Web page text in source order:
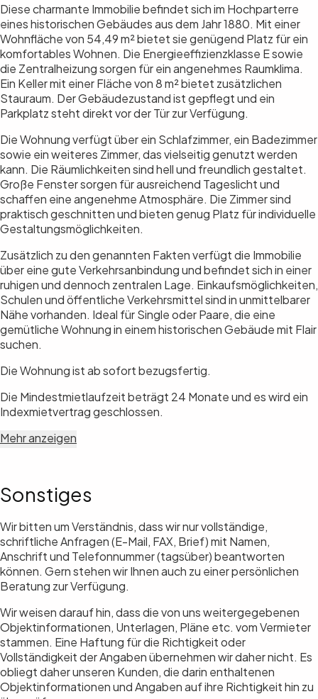
Diese charmante Immobilie befindet sich im Hochparterre
eines historischen Gebäudes aus dem Jahr 1880. Mit einer
Wohnfläche von 54,49 m² bietet sie genügend Platz für ein
komfortables Wohnen. Die Energieeffizienzklasse E sowie
die Zentralheizung sorgen für ein angenehmes Raumklima.
Ein Keller mit einer Fläche von 8 m² bietet zusätzlichen
Stauraum. Der Gebäudezustand ist gepflegt und ein
Parkplatz steht direkt vor der Tür zur Verfügung.
Die Wohnung verfügt über ein Schlafzimmer, ein Badezimmer
sowie ein weiteres Zimmer, das vielseitig genutzt werden
kann. Die Räumlichkeiten sind hell und freundlich gestaltet.
Große Fenster sorgen für ausreichend Tageslicht und
schaffen eine angenehme Atmosphäre. Die Zimmer sind
praktisch geschnitten und bieten genug Platz für individuelle
Gestaltungsmöglichkeiten.
Zusätzlich zu den genannten Fakten verfügt die Immobilie
über eine gute Verkehrsanbindung und befindet sich in einer
ruhigen und dennoch zentralen Lage. Einkaufsmöglichkeiten,
Schulen und öffentliche Verkehrsmittel sind in unmittelbarer
Nähe vorhanden. Ideal für Single oder Paare, die eine
gemütliche Wohnung in einem historischen Gebäude mit Flair
suchen.
Die Wohnung ist ab sofort bezugsfertig.
Die Mindestmietlaufzeit beträgt 24 Monate und es wird ein
Indexmietvertrag geschlossen.
Mehr anzeigen
Sonstiges
Wir bitten um Verständnis, dass wir nur vollständige,
schriftliche Anfragen (E-Mail, FAX, Brief) mit Namen,
Anschrift und Telefonnummer (tagsüber) beantworten
können. Gern stehen wir Ihnen auch zu einer persönlichen
Beratung zur Verfügung.
Wir weisen darauf hin, dass die von uns weitergegebenen
Objektinformationen, Unterlagen, Pläne etc. vom Vermieter
stammen. Eine Haftung für die Richtigkeit oder
Vollständigkeit der Angaben übernehmen wir daher nicht. Es
obliegt daher unseren Kunden, die darin enthaltenen
Objektinformationen und Angaben auf ihre Richtigkeit hin zu